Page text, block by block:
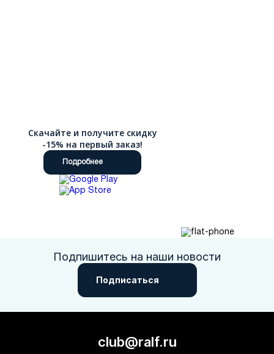
Скачайте и получите скидку
-15% на первый заказ!
Подробнее
Подпишитесь на наши новости
Подписаться
club@ralf.ru